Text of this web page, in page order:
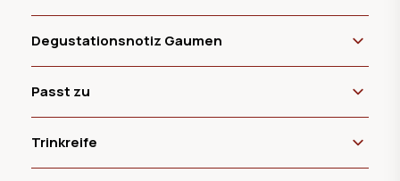
Degustationsnotiz Gaumen
Passt zu
Trinkreife